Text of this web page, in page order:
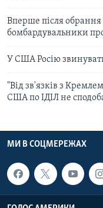
Вперше після обрання
бомбардувальники
У США Росію
"Від зв'язків з
США по ІДІЛ не
МИ В СОЦМЕРЕЖАХ